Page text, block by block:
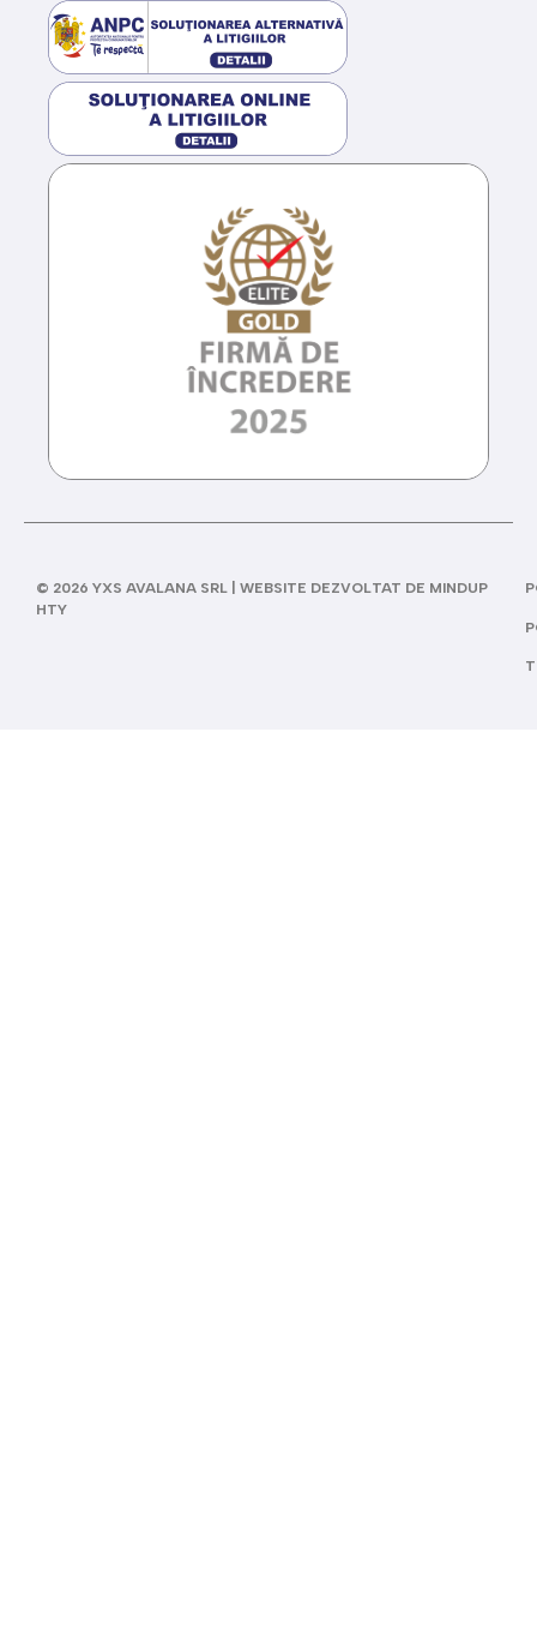
© 2026 YXS AVALANA SRL | WEBSITE DEZVOLTAT DE MINDUP
HTY